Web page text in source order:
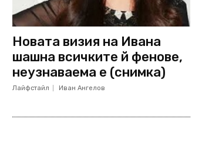
Новата визия на Ивана
шашна всичките й фенове,
неузнаваема е (снимка)
Лайфстайл Иван Ангелов